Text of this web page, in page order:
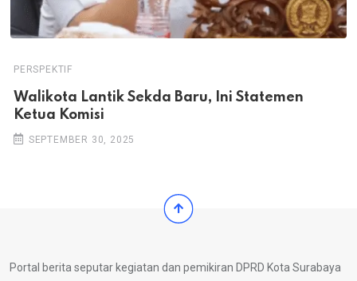
PERSPEKTIF
Walikota Lantik Sekda Baru, Ini Statemen
Ketua Komisi
SEPTEMBER 30, 2025
Portal berita seputar kegiatan dan pemikiran DPRD Kota Surabaya